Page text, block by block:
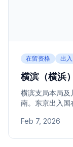
在留资格 出
横滨（横浜
横滨支局本局及
南。东京出入国
Feb 7, 2026